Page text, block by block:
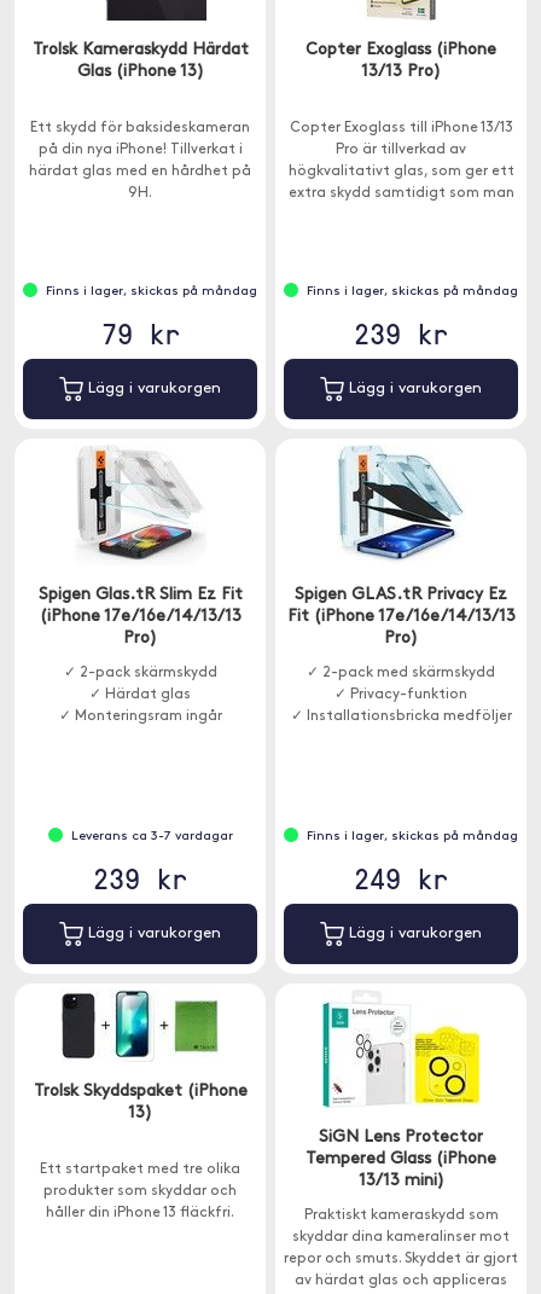
Trolsk Kameraskydd Härdat
Glas (iPhone 13)
Ett skydd för baksideskameran
på din nya iPhone! Tillverkat i
härdat glas med en hårdhet på
9H.
Finns i lager, skickas på måndag
79 kr
Lägg i varukorgen
Copter Exoglass (iPhone
13/13 Pro)
Copter Exoglass till iPhone 13/13
Pro är tillverkad av
högkvalitativt glas, som ger ett
extra skydd samtidigt som man
Finns i lager, skickas på måndag
239 kr
Lägg i varukorgen
Spigen Glas.tR Slim Ez Fit
(iPhone 17e/16e/14/13/13
Pro)
✓ 2-pack skärmskydd
✓ Härdat glas
✓ Monteringsram ingår
Leverans ca 3-7 vardagar
239 kr
Lägg i varukorgen
Spigen GLAS.tR Privacy Ez
Fit (iPhone 17e/16e/14/13/13
Pro)
✓ 2-pack med skärmskydd
✓ Privacy-funktion
✓ Installationsbricka medföljer
Finns i lager, skickas på måndag
249 kr
Lägg i varukorgen
Trolsk Skyddspaket (iPhone
13)
Ett startpaket med tre olika
produkter som skyddar och
håller din iPhone 13 fläckfri.
SiGN Lens Protector
Tempered Glass (iPhone
13/13 mini)
Praktiskt kameraskydd som
skyddar dina kameralinser mot
repor och smuts. Skyddet är gjort
av härdat glas och appliceras